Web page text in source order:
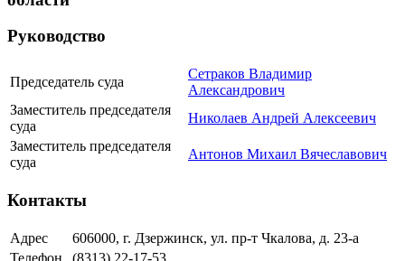
Руководство
Председатель суда
Сетраков Владимир
Александрович
Заместитель председателя
суда
Николаев Андрей Алексеевич
Заместитель председателя
суда
Антонов Михаил Вячеславович
Контакты
Адрес
606000, г. Дзержинск, ул. пр-т Чкалова, д. 23-а
Телефон
(8313) 22-17-53